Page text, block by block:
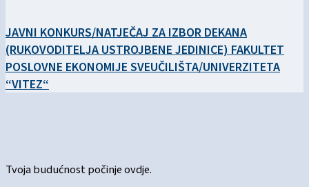
JAVNI KONKURS/NATJEČAJ ZA IZBOR DEKANA
(RUKOVODITELJA USTROJBENE JEDINICE) FAKULTET
POSLOVNE EKONOMIJE SVEUČILIŠTA/UNIVERZITETA
“VITEZ“
Tvoja budućnost počinje ovdje.